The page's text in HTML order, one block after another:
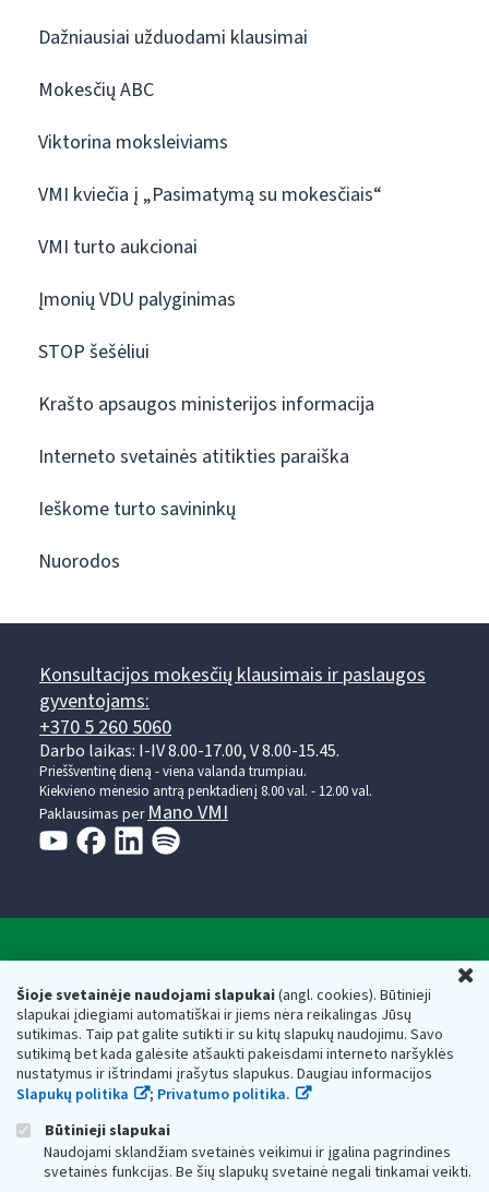
Šioje svetainėje naudojami slapukai(angl. cookies). Būtinieji
slapukai įdiegiami automatiškai ir jiems nėra reikalingas Jūsų
sutikimas. Taip pat galite sutikti ir su kitų slapukų naudojimu. Savo
sutikimą bet kada galėsite atšaukti pakeisdami interneto naršyklės
nustatymus ir ištrindami įrašytus slapukus. Daugiau informacijos
Slapukų politika
; Privatumo politika.
Būtinieji slapukai
Naudojami sklandžiam svetainės veikimui ir įgalina pagrindines
svetainės funkcijas. Be šių slapukų svetainė negali tinkamai veikti.
Dažniausiai užduodami klausimai
Mokesčių ABC
Viktorina moksleiviams
VMI kviečia į „Pasimatymą su mokesčiais“
VMI turto aukcionai
Įmonių VDU palyginimas
STOP šešėliui
Krašto apsaugos ministerijos informacija
Interneto svetainės atitikties paraiška
Ieškome turto savininkų
Nuorodos
Konsultacijos mokesčių klausimais ir paslaugos
gyventojams:
+370 5 260 5060
Darbo laikas: I-IV 8.00-17.00, V 8.00-15.45.
Prieššventinę dieną - viena valanda trumpiau.
Kiekvieno mėnesio antrą penktadienį 8.00 val. - 12.00 val.
Paklausimas perMano VMI
Valstybinė mokesčių inspekcija prie Lietuvos
Respublikos finansų ministerijos
Biudžetinė įstaiga. Juridinio asmens kodas — 188659752,
adresas: Vasario 16-osios g. 14, 01107 Vilnius, Lietuva, el.paštas:
vmi@vmi.lt , E. pristatymo dėžutės adresas 188659752
Duomenys apie Valstybinę mokesčių inspekciją prie Lietuvos
Respublikos finansų ministerijos kaupiami ir saugomi Juridinių